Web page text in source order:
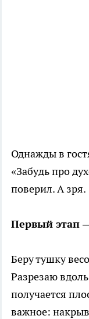
Однажды в
«Забудь про
поверил. А зря.
Первый этап
Беру тушку
Разрезаю
получается
важное: